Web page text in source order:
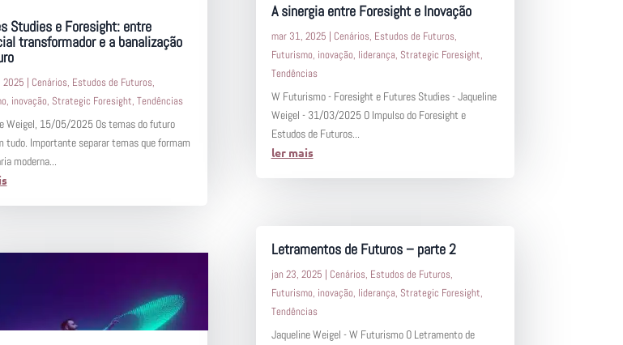
Studies e Foresight: entre
transformador e a banalização
2025 | Cenários, Estudos de Futuros,
, inovação, Strategic Foresight, Tendências
Weigel, 15/05/2025 Os temas do futuro
tudo. Importante separar temas que formam
moderna...
A sinergia entre Foresight e Inovação
mar 31, 2025 | Cenários, Estudos de Futuros,
Futurismo, inovação, liderança, Strategic Foresight,
Tendências
W Futurismo - Foresight e Futures Studies - Jaqueline
Weigel - 31/03/2025 O Impulso do Foresight e
Estudos de Futuros...
ler mais
Letramentos de Futuros – parte 2
jan 23, 2025 | Cenários, Estudos de Futuros,
Futurismo, inovação, liderança, Strategic Foresight,
Tendências
Jaqueline Weigel - W Futurismo O Letramento de